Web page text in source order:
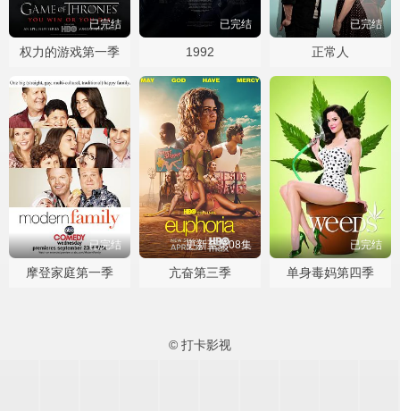
已完结
权力的游戏第一季
已完结
1992
已完结
正常人
已完结
摩登家庭第一季
更新至第08集
亢奋第三季
已完结
单身毒妈第四季
© 打卡影视